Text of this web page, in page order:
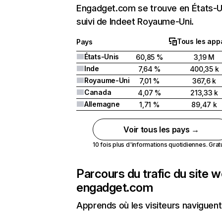
Engadget.com se trouve en États-
suivi de Indeet Royaume-Uni.
Pays
Tous les
États-Unis
60,85 %
3,19 M
Inde
7,64 %
400,35 k
Royaume-Uni
7,01 %
367,6 k
Canada
4,07 %
213,33 k
Allemagne
1,71 % 89,47 k
Voir tous les pays →
10 fois plus d'informations quotidiennes.
Parcours du trafic du site
engadget.com
Apprends où les visiteurs naviguent